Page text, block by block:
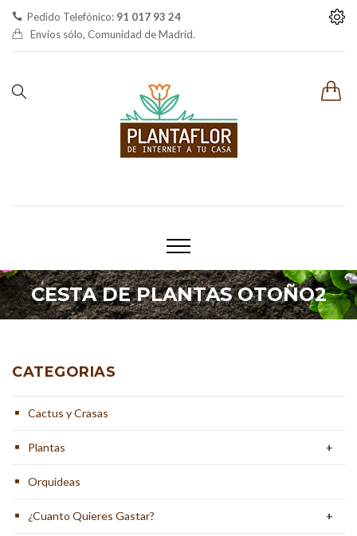
Pedido Telefónico: 91 017 93 24
Envíos sólo, Comunidad de Madrid.
CESTA DE PLANTAS OTOÑO2
CATEGORIAS
Cactus y Crasas
Plantas +
Orquideas
¿Cuanto Quieres Gastar? +